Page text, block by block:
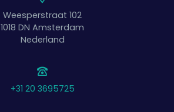
Weesperstraat 102
1018 DN Amsterdam
Nederland
+31 20 3695725